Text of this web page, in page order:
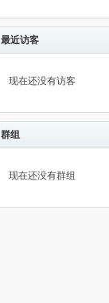
最近访客
现在还没有访客
群组
现在还没有群组